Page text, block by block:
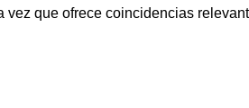
que ofrece coincidencias